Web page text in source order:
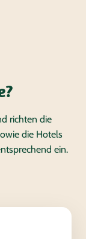
richten die
die Hotels
ein.